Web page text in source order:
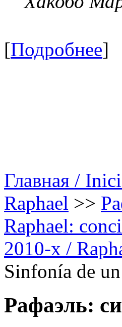
[Подробнее]
Главная /
Raphael >>
Raphael:
2010-х /
Sinfonía de
Рафаэль: